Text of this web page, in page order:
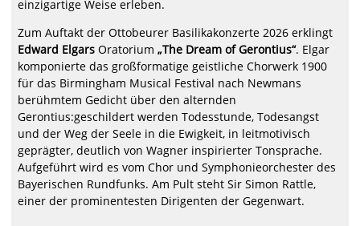
einzigartige Weise erleben.
Zum Auftakt der Ottobeurer Basilikakonzerte 2026 erklingt
Edward Elgars Oratorium „The Dream of Gerontius“. Elgar
komponierte das großformatige geistliche Chorwerk 1900
für das Birmingham Musical Festival nach Newmans
berühmtem Gedicht über den alternden
Gerontius:geschildert werden Todesstunde, Todesangst
und der Weg der Seele in die Ewigkeit, in leitmotivisch
geprägter, deutlich von Wagner inspirierter Tonsprache.
Aufgeführt wird es vom Chor und Symphonieorchester des
Bayerischen Rundfunks. Am Pult steht Sir Simon Rattle,
einer der prominentesten Dirigenten der Gegenwart.